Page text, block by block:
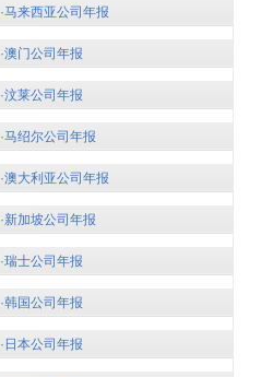
·马来西亚公司年报
·澳门公司年报
·汶莱公司年报
·马绍尔公司年报
·澳大利亚公司年报
·新加坡公司年报
·瑞士公司年报
·韩国公司年报
·日本公司年报